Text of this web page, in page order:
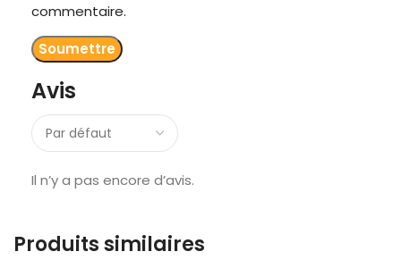
Avis
Il n’y a pas encore d’avis.
commentaire.
Produits similaires